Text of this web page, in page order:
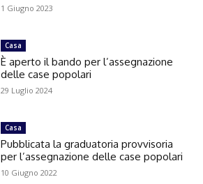
1 Giugno 2023
Casa
È aperto il bando per l’assegnazione
delle case popolari
29 Luglio 2024
Casa
Pubblicata la graduatoria provvisoria
per l’assegnazione delle case popolari
10 Giugno 2022